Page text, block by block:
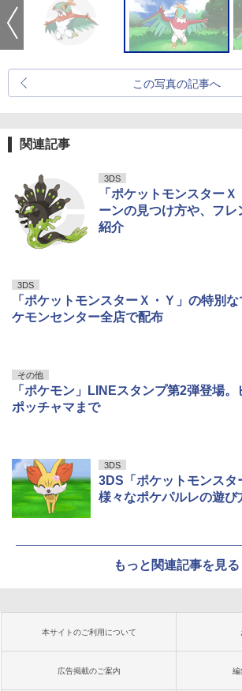
この写真の記事へ
関連記事
3DS
「ポケットモンスター
ーンの見つけ方や、フレ
紹介
3DS
「ポケットモンスターＸ・Ｙ」の特別
ケモンセンター全店で配布
その他
「ポケモン」LINEスタンプ第2弾登場。
ポッチャマまで
3DS
3DS「ポケットモンスタ
様々なポケパルレの遊び
もっと関連記事を見る
本サイトのご利用について
広告掲載のご案内 編